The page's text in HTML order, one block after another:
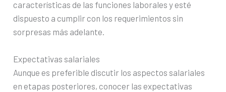
características de las funciones laborales y esté
dispuesto a cumplir con los requerimientos sin
sorpresas más adelante.
Expectativas salariales
Aunque es preferible discutir los aspectos salariales
en etapas posteriores, conocer las expectativas